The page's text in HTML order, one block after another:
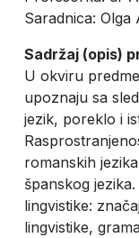
Saradnica: Olga
Sadržaj (opis)
U okviru
upoznaju sa
jezik, poreklo i
romanskih
španskog
lingvistike:
lingvistike,